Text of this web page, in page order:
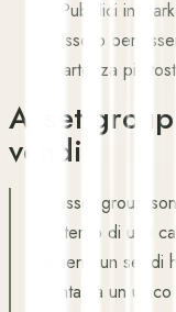
Pubblici in-
lusso o
partenza
Asset
vendi
Gli asset group
all'interno di una
contiene un set
orientati a un